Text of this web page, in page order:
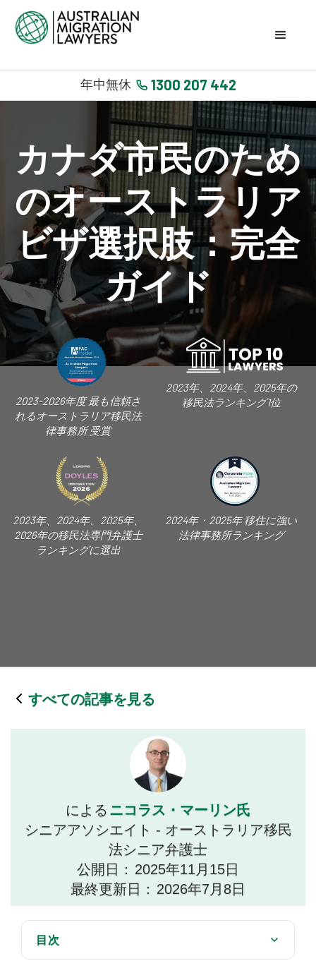
年中無休 1300 207 442
カナダ市民のため
のオーストラリア
ビザ選択肢：完全
ガイド
2023-2026年度 最も信頼さ
れるオーストラリア移民法
律事務所 受賞
2023年、2024年、2025年の
移民法ランキング1位
2023年、2024年、2025年、
2026年の移民法専門弁護士
ランキングに選出
2024年・2025年 移住に強い
法律事務所ランキング
すべての記事を見る
による ニコラス・マーリン氏
シニアアソシエイト - オーストラリア移民
法シニア弁護士
公開日： 2025年11月15日
最終更新日： 2026年7月8日
目次